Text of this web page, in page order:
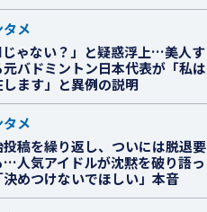
メ
じゃない？」と疑惑浮上…美人す
元バドミントン日本代表が「私は
します」と異例の説明
メ
投稿を繰り返し、ついには脱退要
…人気アイドルが沈黙を破り語っ
決めつけないでほしい」本音